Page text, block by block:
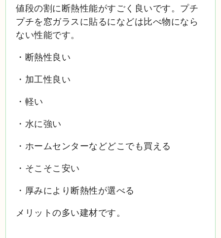
値段の割に断熱性能がすごく良いです。プチ
プチを窓ガラスに貼るになどは比べ物になら
ない性能です。
・断熱性良い
・加工性良い
・軽い
・水に強い
・ホームセンターなどどこでも買える
・そこそこ安い
・厚みにより断熱性が選べる
メリットの多い建材です。